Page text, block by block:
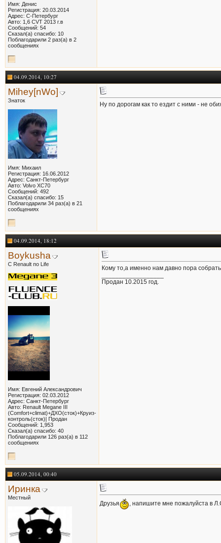
Имя: Денис
Регистрация: 20.03.2014
Адрес: С-Петербург
Авто: 1,6 CVT 2013 г.в
Сообщений: 54
Сказал(а) спасибо: 10
Поблагодарили 2 раз(а) в 2
сообщениях
04.09.2014, 10:27
Mihey[nWo]
Знаток
Имя: Михаил
Регистрация: 16.06.2012
Адрес: Санкт-Петербург
Авто: Volvo XC70
Сообщений: 492
Сказал(а) спасибо: 15
Поблагодарили 34 раз(а) в 21
сообщениях
Ну по дорогам как то ездит с ними - не
04.09.2014, 18:12
Boykusha
С Renault по Life
Имя: Евгений Александрович
Регистрация: 02.03.2012
Адрес: Санкт-Петербург
Авто: Renault Megane III
(Comfort+climat)+ДХО(сток)+Круиз-
контроль(сток)| Продан
Сообщений: 1,953
Сказал(а) спасибо: 40
Поблагодарили 126 раз(а) в 112
сообщениях
Кому то,а именно нам давно пора
Продан 10.2015 год.
05.09.2014, 00:40
Иринка
Местный
Друзья , напишите мне пожалуйста в